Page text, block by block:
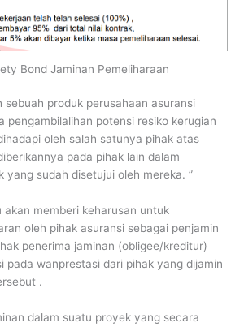
Bond Jaminan Pemeliharaan
sebuah produk perusahaan asuransi
pengambilalihan potensi resiko kerugian
oleh salah satunya pihak atas
pada pihak lain dalam
yang sudah disetujui oleh mereka. ”
memberi keharusan untuk
oleh pihak asuransi sebagai penjamin
penerima jaminan (obligee/kreditur)
pada wanprestasi dari pihak yang dijamin
.
dalam suatu proyek yang secara